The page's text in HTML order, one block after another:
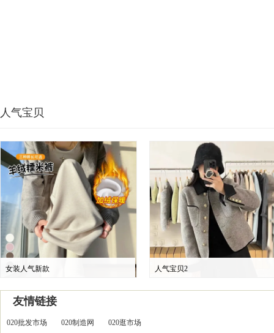
人气宝贝
女装人气新款 人气宝贝2
友情链接
020批发市场 020制造网 020逛市场